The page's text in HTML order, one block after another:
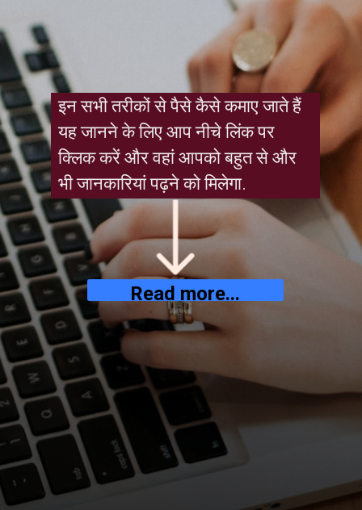
Read more...
इन सभी तरीकों से पैसे कैसे कमाए जाते हैं
यह जानने के लिए आप नीचे लिंक पर
क्लिक करें और वहां आपको बहुत से और
भी जानकारियां पढ़ने को मिलेगा.